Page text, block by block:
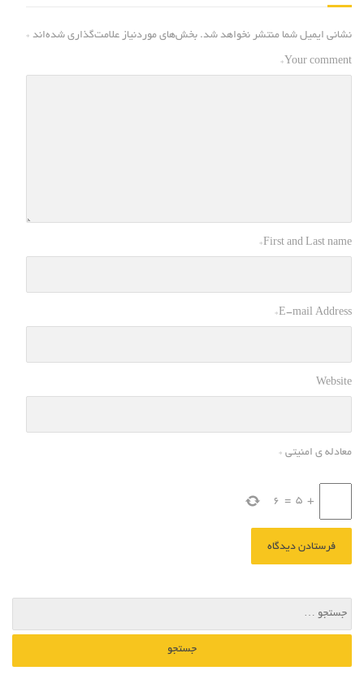
نشانی ایمیل شما منتشر نخواهد شد. بخش‌های موردنیاز علامت‌گذاری شده‌اند *
Your comment
*
First and Last name
*
E-mail Address
*
Website
معادله ی امنیتی *
+
5
=
6